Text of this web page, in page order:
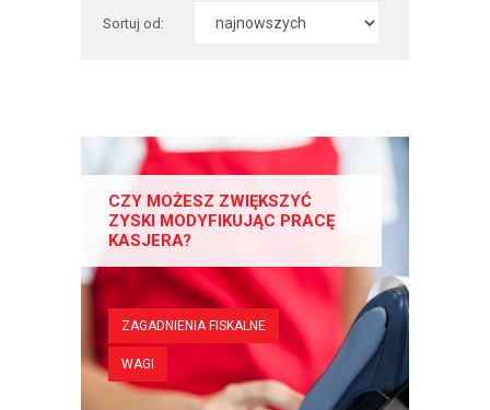
Sortuj od:
CZY MOŻESZ ZWIĘKSZYĆ
ZYSKI MODYFIKUJĄC PRACĘ
KASJERA?
ZAGADNIENIA FISKALNE
WAGI